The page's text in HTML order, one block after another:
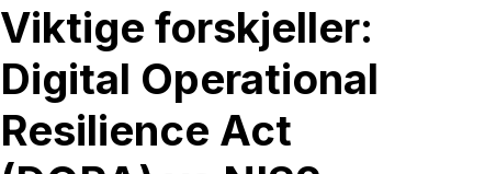
Viktige forskjeller:
Digital Operational
Resilience Act